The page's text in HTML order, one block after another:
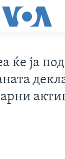
ќе ја